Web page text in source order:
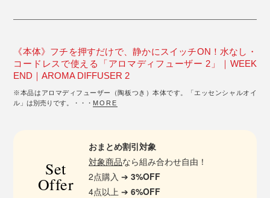
《本体》フチを押すだけで、静かにスイッチON！水なし・
コードレスで使える「アロマディフューザー 2」｜WEEK
END｜AROMA DIFFUSER 2
※本品はアロマディフューザー（陶板つき）本体です。「エッセンシャルオイ
ル」は別売りです。・・・ MORE
Set
Offer
おまとめ割引対象
対象商品なら組み合わせ自由！
2点購入 ➔3%OFF
4点以上 ➔6%OFF